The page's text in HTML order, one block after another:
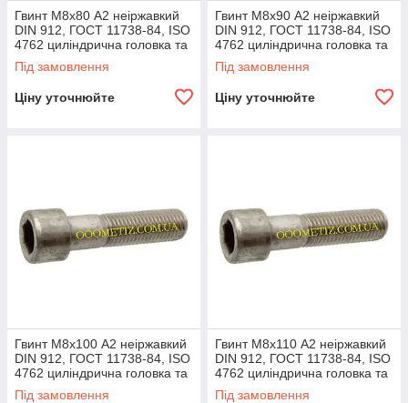
Гвинт М8х80 А2 неіржавкий
DIN 912, ГОСТ 11738-84, ISO
4762 циліндрична головка та
внутрішній шестигранник
Під замовлення
Ціну уточнюйте
Гвинт М8х90 А2 неіржавкий
DIN 912, ГОСТ 11738-84, ISO
4762 циліндрична головка та
внутрішній шестигранник
Під замовлення
Ціну уточнюйте
Гвинт М8х100 А2 неіржавкий
DIN 912, ГОСТ 11738-84, ISO
4762 циліндрична головка та
внутрішній шестигранник
Під замовлення
Гвинт М8х110 А2 неіржавкий
DIN 912, ГОСТ 11738-84, ISO
4762 циліндрична головка та
внутрішній шестигранник
Під замовлення